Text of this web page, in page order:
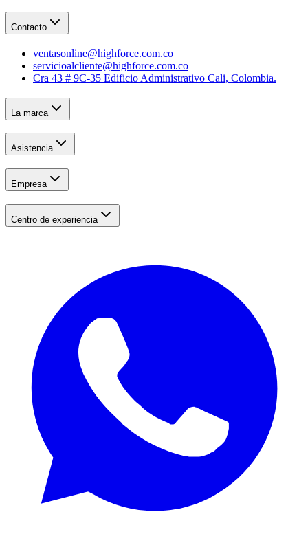
Contacto
ventasonline@highforce.com.co
servicioalcliente@highforce.com.co
Cra 43 # 9C-35 Edificio Administrativo Cali, Colombia.
La marca
Asistencia
Empresa
Centro de experiencia